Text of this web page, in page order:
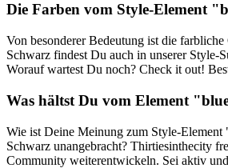
Die Farben vom Style-Element
Von besonderer Bedeutung ist die
Schwarz findest Du auch in unserer Style-
Worauf wartest Du noch? Check it out!
Was hältst Du vom Element
Wie ist Deine Meinung zum Style-
Schwarz unangebracht? Thirtiesinthecity
Community weiterentwickeln. Sei aktiv